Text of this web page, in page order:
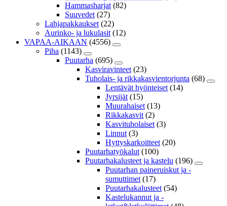
Hammasharjat (82)
Suuvedet (27)
Lahjapakkaukset (22)
Aurinko- ja lukulasit (12)
VAPAA-AIKAAN (4556)
Piha (1143)
Puutarha (695)
Kasviravinteet (23)
Tuholais- ja rikkakasvientorjunta (68)
Lentävät hyönteiset (14)
Jyrsijät (15)
Muurahaiset (13)
Rikkakasvit (2)
Kasvituholaiset (3)
Linnut (3)
Hyttyskarkoitteet (20)
Puutarhatyökalut (100)
Puutarhakalusteet ja kastelu (196)
Puutarhan paineruiskut ja -
sumuttimet (17)
Puutarhakalusteet (54)
Kastelukannut ja -